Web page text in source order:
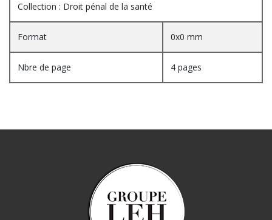
Collection : Droit pénal de la santé
Format 0x0 mm
Nbre de page 4 pages